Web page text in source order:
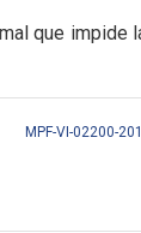
que impide
MPF-VI-02200-